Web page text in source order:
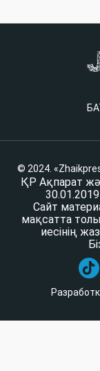
© 2024.
ҚР Ақпарат
Сайт
мақсатта
иесінің